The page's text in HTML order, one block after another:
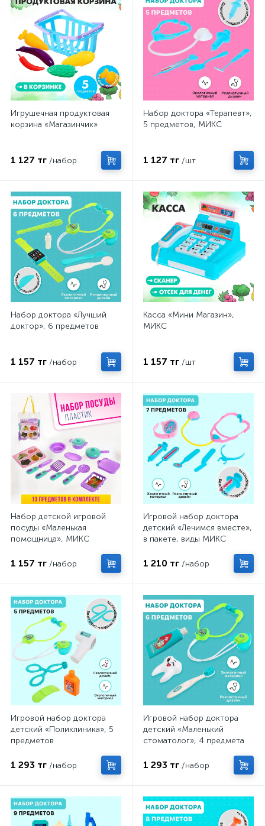
Игрушечная продуктовая
корзина «Магазинчик»
1 127 тг /набор
Набор доктора «Терапевт»,
5 предметов, МИКС
1 127 тг /шт
Набор доктора «Лучший
доктор», 6 предметов
1 157 тг /набор
Касса «Мини Магазин»,
МИКС
1 157 тг /шт
Набор детской игровой
посуды «Маленькая
помощница», МИКС
1 157 тг /набор
Игровой набор доктора
детский «Лечимся вместе»,
в пакете, виды МИКС
1 210 тг /набор
Игровой набор доктора
детский «Поликлиника», 5
предметов
1 293 тг /набор
Игровой набор доктора
детский «Маленький
стоматолог», 4 предмета
1 293 тг /набор